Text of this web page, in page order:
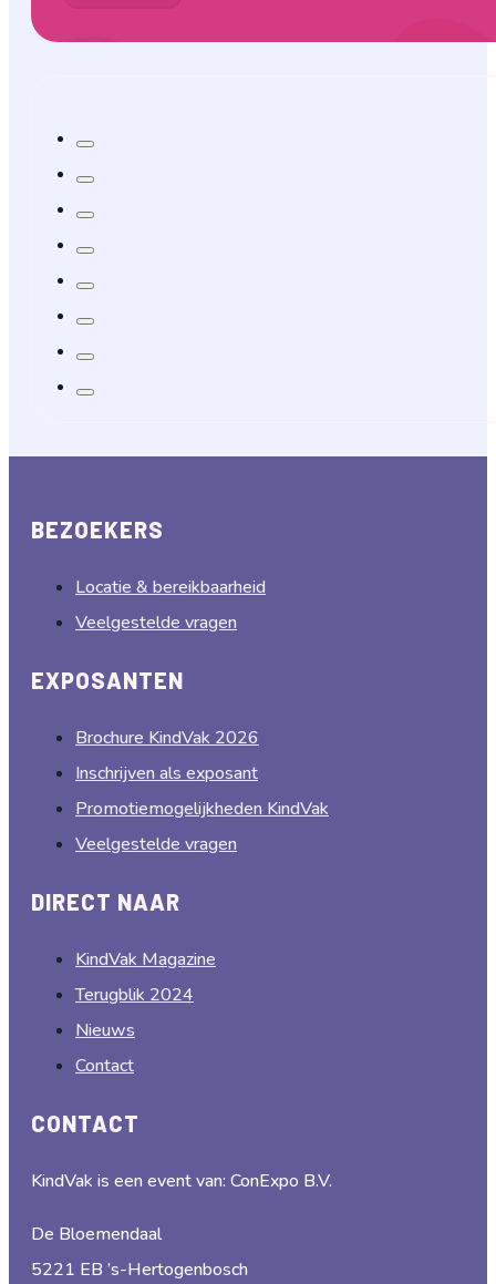
BEZOEKERS
Locatie & bereikbaarheid
Veelgestelde vragen
EXPOSANTEN
Brochure KindVak 2026
Inschrijven als exposant
Promotiemogelijkheden KindVak
Veelgestelde vragen
DIRECT NAAR
KindVak Magazine
Terugblik 2024
Nieuws
Contact
CONTACT
KindVak is een event van: ConExpo B.V.
De Bloemendaal
5221 EB ’s-Hertogenbosch